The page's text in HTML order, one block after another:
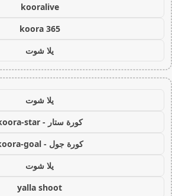
kooralive
koora 365
يلا شوت
يلا شوت
كورة ستار - koora-star
كورة جول - koora-goal
يلا شوت
yalla shoot